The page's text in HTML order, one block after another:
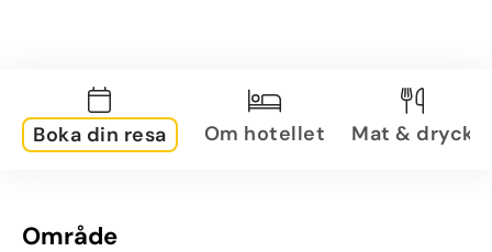
Boka din resa Om hotellet Mat & dryck
Område